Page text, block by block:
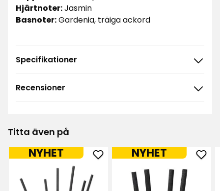
Hjärtnoter:Jasmin
Basnoter:Gardenia, träiga ackord
Specifikationer
Recensioner
4.8
Sortera efter
Filtrera på
Titta även på
NYHET
Lägg
Doftpinnar
NYHET
Lägg